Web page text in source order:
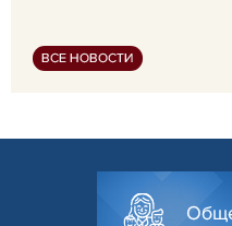
ВСЕ НОВОСТИ